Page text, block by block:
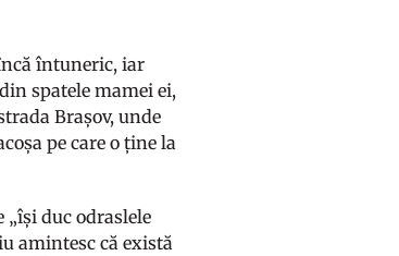
întuneric, iar
spatele mamei ei,
Brașov, unde
pe care o ține la
duc odraslele
amintesc că există